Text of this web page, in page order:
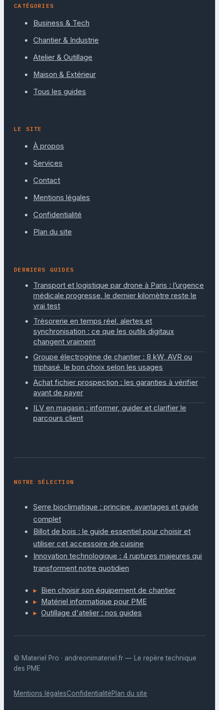
CATÉGORIES
Business & Tech
Chantier & Industrie
Atelier & Outillage
Maison & Extérieur
Tous les guides
LE SITE
À propos
Services
Contact
Mentions légales
Confidentialité
Plan du site
DERNIERS GUIDES
Transport et logistique par drone à Paris : l’urgence
médicale progresse, le dernier kilomètre reste le
vrai test
Trésorerie en temps réel, alertes et
synchronisation : ce que les outils digitaux
changent vraiment
Groupe électrogène de chantier : 8 kW, AVR ou
triphasé, le bon choix selon les usages
Achat fichier prospection : les garanties à vérifier
avant de payer
ILV en magasin : informer, guider et clarifier le
parcours client
NOTRE SÉLECTION
Serre bioclimatique : principe, avantages et guide
complet
Billot de bois : le guide essentiel pour choisir et
utiliser cet accessoire de cuisine
Innovation technologique : 4 ruptures majeures qui
transforment notre quotidien
Bien choisir son équipement de chantier
Matériel informatique pour PME
Outillage d'atelier : nos guides
© Materiel Pro · andreonimateriel.fr — Le repère technique
des PME
Mentions légalesConfidentialitéPlan du site